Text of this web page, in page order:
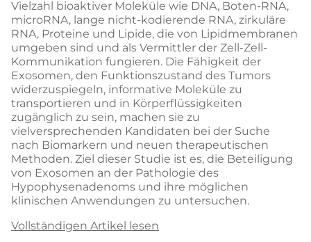
Vielzahl bioaktiver Moleküle wie DNA, Boten-RNA,
microRNA, lange nicht-kodierende RNA, zirkuläre
RNA, Proteine und Lipide, die von Lipidmembranen
umgeben sind und als Vermittler der Zell-Zell-
Kommunikation fungieren. Die Fähigkeit der
Exosomen, den Funktionszustand des Tumors
widerzuspiegeln, informative Moleküle zu
transportieren und in Körperflüssigkeiten
zugänglich zu sein, machen sie zu
vielversprechenden Kandidaten bei der Suche
nach Biomarkern und neuen therapeutischen
Methoden. Ziel dieser Studie ist es, die Beteiligung
von Exosomen an der Pathologie des
Hypophysenadenoms und ihre möglichen
klinischen Anwendungen zu untersuchen.
Vollständigen Artikel lesen